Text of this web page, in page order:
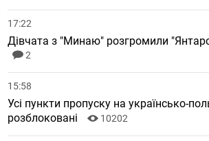
17:22
Дівчата з "Минаю" розгромили
2
15:58
Усі пункти пропуску на українсько-
розблоковані
10202